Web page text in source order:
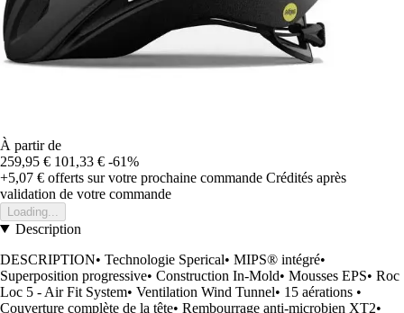
À partir de
259,95 € 101,33 € -61%
+5,07 € offerts sur votre prochaine commande Crédités après
validation de votre commande
Loading...
Description
DESCRIPTION• Technologie Sperical• MIPS® intégré•
Superposition progressive• Construction In-Mold• Mousses EPS• Roc
Loc 5 - Air Fit System• Ventilation Wind Tunnel• 15 aérations •
Couverture complète de la tête• Rembourrage anti-microbien XT2•